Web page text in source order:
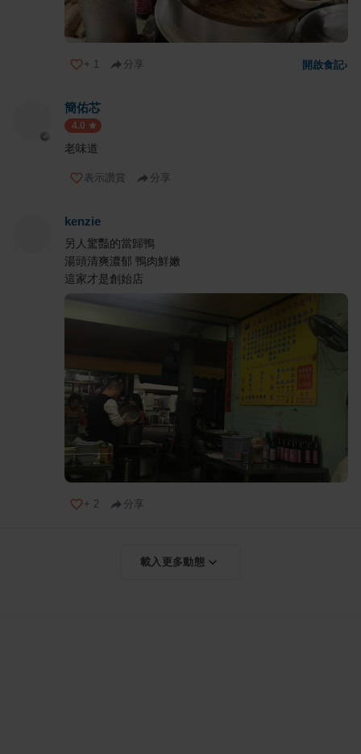
+ 1 分享 開啟食記›
簡佑芯
4.0
老味道
表示讚賞 分享
kenzie
另人驚豔的當歸鴨
湯頭清爽濃郁 鴨肉鮮嫩
這家才是創始店
+ 2 分享
載入更多動態